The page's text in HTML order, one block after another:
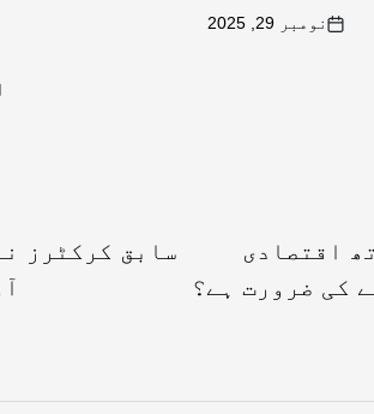
نومبر 29, 2025
اقتصادی
کی ضرورت ہے؟
سابق کرکٹرز